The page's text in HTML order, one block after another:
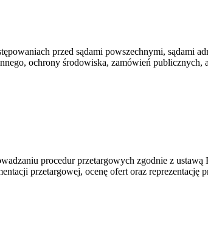
przed sądami powszechnymi, sądami
ochrony środowiska, zamówień publicznych,
procedur przetargowych zgodnie z ustawą
przetargowej, ocenę ofert oraz reprezentację